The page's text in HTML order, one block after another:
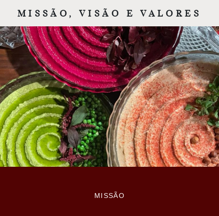
MISSÃO, VISÃO E VALORES
MISSÃO